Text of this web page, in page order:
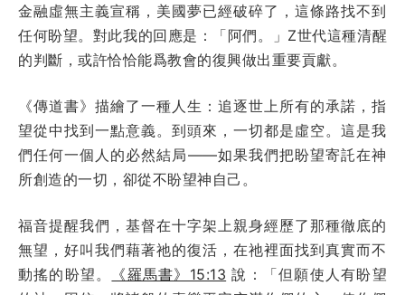
金融虛無主義宣稱，美國夢已經破碎了，這條路找不到
任何盼望。對此我的回應是：「阿們。」Z世代這種清醒
的判斷，或許恰恰能爲教會的復興做出重要貢獻。
《傳道書》描繪了一種人生：追逐世上所有的承諾，指
望從中找到一點意義。到頭來，一切都是虛空。這是我
們任何一個人的必然結局——如果我們把盼望寄託在神
所創造的一切，卻從不盼望神自己。
福音提醒我們，基督在十字架上親身經歷了那種徹底的
無望，好叫我們藉著祂的復活，在祂裡面找到真實而不
動搖的盼望。
《羅馬書》15:13 說：「但願使人有盼望